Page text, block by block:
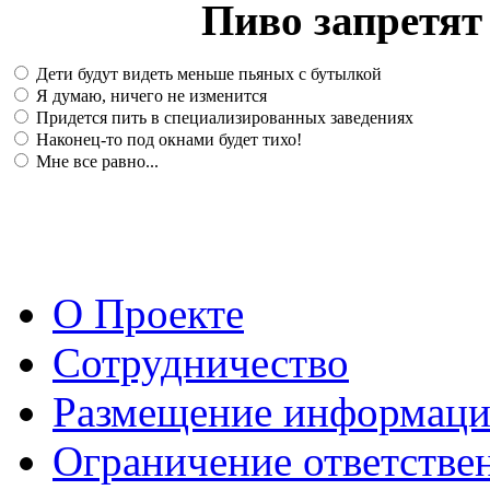
Пиво
Дети будут видеть меньше пьяных с бутылкой
Я думаю, ничего не изменится
Придется пить в специализированных заведениях
Наконец-то под окнами будет тихо!
Мне все равно...
О Проекте
Сотрудничество
Размещение
Ограничение